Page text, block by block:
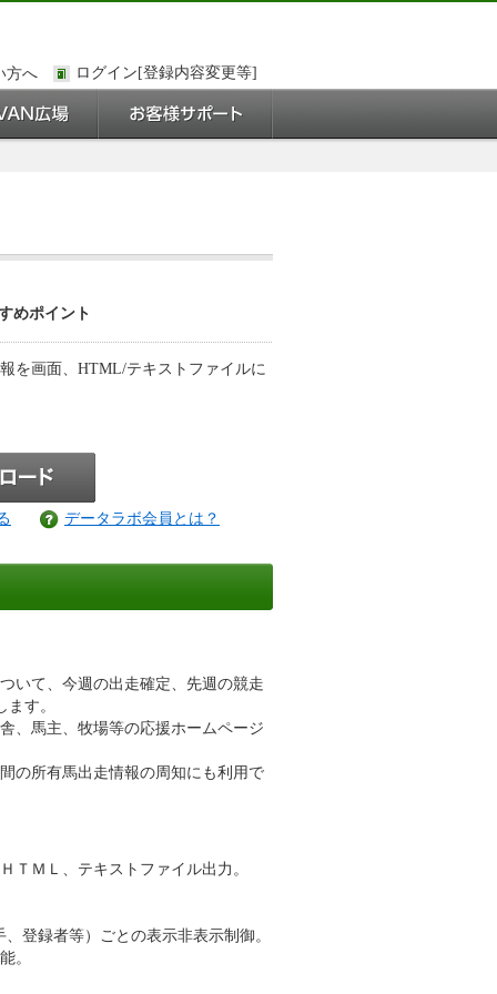
方へ
めポイント
を画面、HTML/テキストファイルに
データラボ会員とは？
いて、今週の出走確定、先週の競走
す。
、馬主、牧場等の応援ホームページ
の所有馬出走情報の周知にも利用で
ＴＭＬ、テキストファイル出力。
登録者等）ごとの表示非表示制御。
。